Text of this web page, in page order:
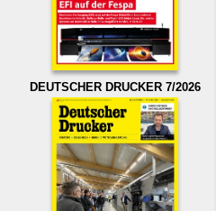
DEUTSCHER DRUCKER 7/2026